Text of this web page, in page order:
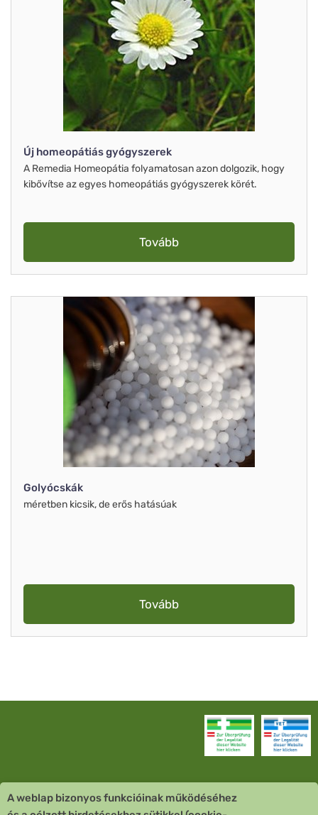
Új homeopátiás gyógyszerek
A Remedia Homeopátia folyamatosan azon dolgozik, hogy
kibővítse az egyes homeopátiás gyógyszerek körét.
Tovább
Golyócskák
méretben kicsik, de erős hatásúak
Tovább
Vevőszolgálat
A weblap bizonyos funkcióinak működéséhez